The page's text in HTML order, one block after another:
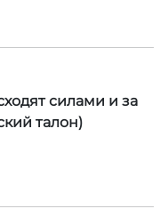
силами и за
талон)